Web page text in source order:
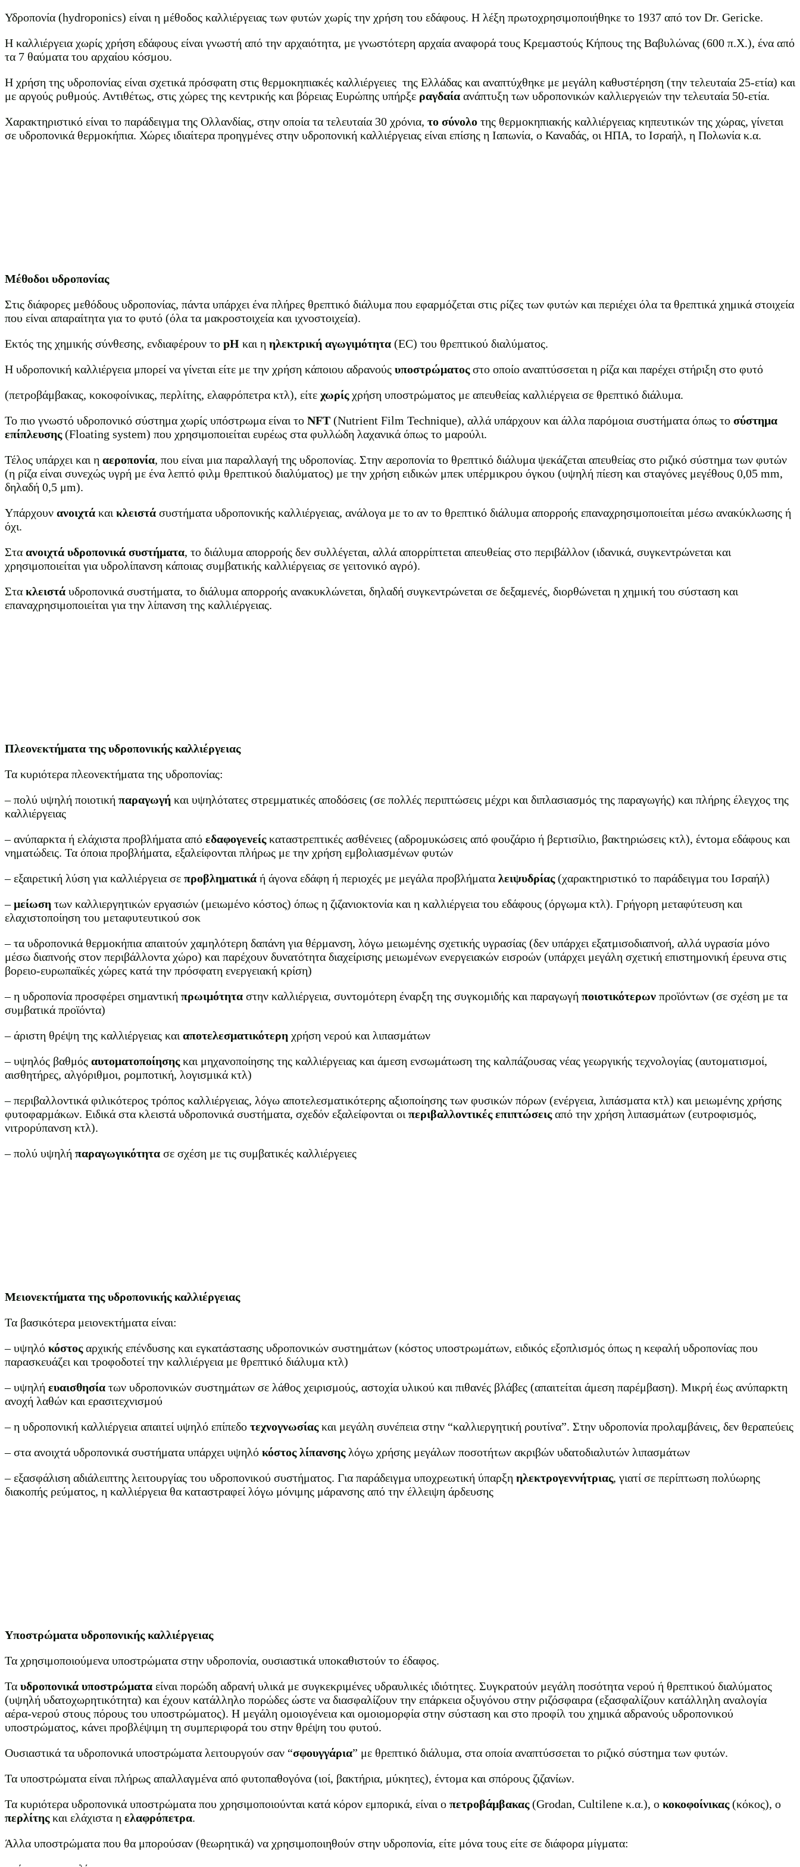
Υδροπονία (hydroponics) είναι η μέθοδος καλλιέργειας των φυτών χωρίς την χρήση του εδάφους. Η λέξη πρωτοχρησιμοποιήθηκε το 1937 από τον Dr. Gericke.
Η καλλιέργεια χωρίς χρήση εδάφους είναι γνωστή από την αρχαιότητα, με γνωστότερη αρχαία αναφορά τους Κρεμαστούς Κήπους της Βαβυλώνας (600 π.Χ.), ένα από
τα 7 θαύματα του αρχαίου κόσμου.
Η χρήση της υδροπονίας είναι σχετικά πρόσφατη στις θερμοκηπιακές καλλιέργειες της Ελλάδας και αναπτύχθηκε με μεγάλη καθυστέρηση (την τελευταία 25-ετία) και
με αργούς ρυθμούς. Αντιθέτως, στις χώρες της κεντρικής και βόρειας Ευρώπης υπήρξε ραγδαία ανάπτυξη των υδροπονικών καλλιεργειών την τελευταία 50-ετία.
Χαρακτηριστικό είναι το παράδειγμα της Ολλανδίας, στην οποία τα τελευταία 30 χρόνια, το σύνολο της θερμοκηπιακής καλλιέργειας κηπευτικών της χώρας, γίνεται
σε υδροπονικά θερμοκήπια. Χώρες ιδιαίτερα προηγμένες στην υδροπονική καλλιέργειας είναι επίσης η Ιαπωνία, ο Καναδάς, οι ΗΠΑ, το Ισραήλ, η Πολωνία κ.α.
Μέθοδοι υδροπονίας
Στις διάφορες μεθόδους υδροπονίας, πάντα υπάρχει ένα πλήρες θρεπτικό διάλυμα που εφαρμόζεται στις ρίζες των φυτών και περιέχει όλα τα θρεπτικά χημικά στοιχεία
που είναι απαραίτητα για το φυτό (όλα τα μακροστοιχεία και ιχνοστοιχεία).
Εκτός της χημικής σύνθεσης, ενδιαφέρουν το pH και η ηλεκτρική αγωγιμότητα (EC) του θρεπτικού διαλύματος.
Η υδροπονική καλλιέργεια μπορεί να γίνεται είτε με την χρήση κάποιου αδρανούς υποστρώματοςστο οποίο αναπτύσσεται η ρίζα και παρέχει στήριξη στο φυτό
(πετροβάμβακας, κοκοφoίνικας, περλίτης, ελαφρόπετρα κτλ), είτε χωρίςχρήση υποστρώματος με απευθείας καλλιέργεια σε θρεπτικό διάλυμα.
Το πιο γνωστό υδροπονικό σύστημα χωρίς υπόστρωμα είναι το NFT (Nutrient Film Technique), αλλά υπάρχουν και άλλα παρόμοια συστήματα όπως το σύστημα
επίπλευσης(Floating system) που χρησιμοποιείται ευρέως στα φυλλώδη λαχανικά όπως το μαρούλι.
Τέλος υπάρχει και η αεροπονία, που είναι μια παραλλαγή της υδροπονίας. Στην αεροπονία το θρεπτικό διάλυμα ψεκάζεται απευθείας στο ριζικό σύστημα των φυτών
(η ρίζα είναι συνεχώς υγρή με ένα λεπτό φιλμ θρεπτικού διαλύματος) με την χρήση ειδικών μπεκ υπέρμικρου όγκου (υψηλή πίεση και σταγόνες μεγέθους 0,05 mm,
δηλαδή 0,5 μm).
Υπάρχουν ανοιχτά και κλειστά συστήματα υδροπονικής καλλιέργειας, ανάλογα με το αν το θρεπτικό διάλυμα απορροής επαναχρησιμοποιείται μέσω ανακύκλωσης ή
όχι.
Στα ανοιχτά υδροπονικά συστήματα, το διάλυμα απορροής δεν συλλέγεται, αλλά απορρίπτεται απευθείας στο περιβάλλον (ιδανικά, συγκεντρώνεται και
χρησιμοποιείται για υδρολίπανση κάποιας συμβατικής καλλιέργειας σε γειτονικό αγρό).
Στα κλειστά υδροπονικά συστήματα, το διάλυμα απορροής ανακυκλώνεται, δηλαδή συγκεντρώνεται σε δεξαμενές, διορθώνεται η χημική του σύσταση και
επαναχρησιμοποιείται για την λίπανση της καλλιέργειας.
Πλεονεκτήματα της υδροπονικής καλλιέργειας
Τα κυριότερα πλεονεκτήματα της υδροπονίας:
– πολύ υψηλή ποιοτική παραγωγή και υψηλότατες στρεμματικές αποδόσεις (σε πολλές περιπτώσεις μέχρι και διπλασιασμός της παραγωγής) και πλήρης έλεγχος της
καλλιέργειας
– ανύπαρκτα ή ελάχιστα προβλήματα από εδαφογενείςκαταστρεπτικές ασθένειες (αδρομυκώσεις από φουζάριο ή βερτισίλιο, βακτηριώσεις κτλ), έντομα εδάφους και
νηματώδεις. Τα όποια προβλήματα, εξαλείφονται πλήρως με την χρήση εμβολιασμένων φυτών
– εξαιρετική λύση για καλλιέργεια σε προβληματικά ή άγονα εδάφη ή περιοχές με μεγάλα προβλήματα λειψυδρίας(χαρακτηριστικό το παράδειγμα του Ισραήλ)
–μείωση των καλλιεργητικών εργασιών (μειωμένο κόστος) όπως η ζιζανιοκτονία και η καλλιέργεια του εδάφους (όργωμα κτλ). Γρήγορη μεταφύτευση και
ελαχιστοποίηση του μεταφυτευτικού σοκ
– τα υδροπονικά θερμοκήπια απαιτούν χαμηλότερη δαπάνη για θέρμανση, λόγω μειωμένης σχετικής υγρασίας (δεν υπάρχει εξατμισοδιαπνοή, αλλά υγρασία μόνο
μέσω διαπνοής στον περιβάλλοντα χώρο) και παρέχουν δυνατότητα διαχείρισης μειωμένων ενεργειακών εισροών (υπάρχει μεγάλη σχετική επιστημονική έρευνα στις
βορειο-ευρωπαϊκές χώρες κατά την πρόσφατη ενεργειακή κρίση)
– η υδροπονία προσφέρει σημαντική πρωιμότητα στην καλλιέργεια, συντομότερη έναρξη της συγκομιδής και παραγωγή ποιοτικότερων προϊόντων (σε σχέση με τα
συμβατικά προϊόντα)
– άριστη θρέψη της καλλιέργειας και αποτελεσματικότερη χρήση νερού και λιπασμάτων
– υψηλός βαθμός αυτοματοποίησηςκαι μηχανοποίησης της καλλιέργειας και άμεση ενσωμάτωση της καλπάζουσας νέας γεωργικής τεχνολογίας (αυτοματισμοί,
αισθητήρες, αλγόριθμοι, ρομποτική, λογισμικά κτλ)
– περιβαλλοντικά φιλικότερος τρόπος καλλιέργειας, λόγω αποτελεσματικότερης αξιοποίησης των φυσικών πόρων (ενέργεια, λιπάσματα κτλ) και μειωμένης χρήσης
φυτοφαρμάκων. Ειδικά στα κλειστά υδροπονικά συστήματα, σχεδόν εξαλείφονται οι περιβαλλοντικές επιπτώσειςαπό την χρήση λιπασμάτων (ευτροφισμός,
νιτρορύπανση κτλ).
– πολύ υψηλή παραγωγικότητα σε σχέση με τις συμβατικές καλλιέργειες
Μειονεκτήματα της υδροπονικής καλλιέργειας
Τα βασικότερα μειονεκτήματα είναι:
– υψηλό κόστοςαρχικής επένδυσης και εγκατάστασης υδροπονικών συστημάτων (κόστος υποστρωμάτων, ειδικός εξοπλισμός όπως η κεφαλή υδροπονίας που
παρασκευάζει και τροφοδοτεί την καλλιέργεια με θρεπτικό διάλυμα κτλ)
– υψηλή ευαισθησία των υδροπονικών συστημάτων σε λάθος χειρισμούς, αστοχία υλικού και πιθανές βλάβες (απαιτείται άμεση παρέμβαση). Μικρή έως ανύπαρκτη
ανοχή λαθών και ερασιτεχνισμού
– η υδροπονική καλλιέργεια απαιτεί υψηλό επίπεδο τεχνογνωσίαςκαι μεγάλη συνέπεια στην “καλλιεργητική ρουτίνα”. Στην υδροπονία προλαμβάνεις, δεν θεραπεύεις
– στα ανοιχτά υδροπονικά συστήματα υπάρχει υψηλό κόστος λίπανσηςλόγω χρήσης μεγάλων ποσοτήτων ακριβών υδατοδιαλυτών λιπασμάτων
– εξασφάλιση αδιάλειπτης λειτουργίας του υδροπονικού συστήματος. Για παράδειγμα υποχρεωτική ύπαρξη ηλεκτρογεννήτριας, γιατί σε περίπτωση πολύωρης
διακοπής ρεύματος, η καλλιέργεια θα καταστραφεί λόγω μόνιμης μάρανσης από την έλλειψη άρδευσης
Υποστρώματα υδροπονικής καλλιέργειας
Τα χρησιμοποιούμενα υποστρώματα στην υδροπονία, ουσιαστικά υποκαθιστούν το έδαφος.
Τα υδροπονικά υποστρώματα είναι πορώδη αδρανή υλικά με συγκεκριμένες υδραυλικές ιδιότητες. Συγκρατούν μεγάλη ποσότητα νερού ή θρεπτικού διαλύματος
(υψηλή υδατοχωρητικότητα) και έχουν κατάλληλο πορώδες ώστε να διασφαλίζουν την επάρκεια οξυγόνου στην ριζόσφαιρα (εξασφαλίζουν κατάλληλη αναλογία
αέρα-νερού στους πόρους του υποστρώματος). Η μεγάλη ομοιογένεια και ομοιομορφία στην σύσταση και στο προφίλ του χημικά αδρανούς υδροπονικού
υποστρώματος, κάνει προβλέψιμη τη συμπεριφορά του στην θρέψη του φυτού.
Ουσιαστικά τα υδροπονικά υποστρώματα λειτουργούν σαν “σφουγγάρια” με θρεπτικό διάλυμα, στα οποία αναπτύσσεται το ριζικό σύστημα των φυτών.
Τα υποστρώματα είναι πλήρως απαλλαγμένα από φυτοπαθογόνα (ιοί, βακτήρια, μύκητες), έντομα και σπόρους ζιζανίων.
Τα κυριότερα υδροπονικά υποστρώματα που χρησιμοποιούνται κατά κόρον εμπορικά, είναι ο πετροβάμβακας(Grodan, Cultilene κ.α.), ο κοκοφοίνικας(κόκος), ο
περλίτηςκαι ελάχιστα η ελαφρόπετρα.
Άλλα υποστρώματα που θα μπορούσαν (θεωρητικά) να χρησιμοποιηθούν στην υδροπονία, είτε μόνα τους είτε σε διάφορα μίγματα: